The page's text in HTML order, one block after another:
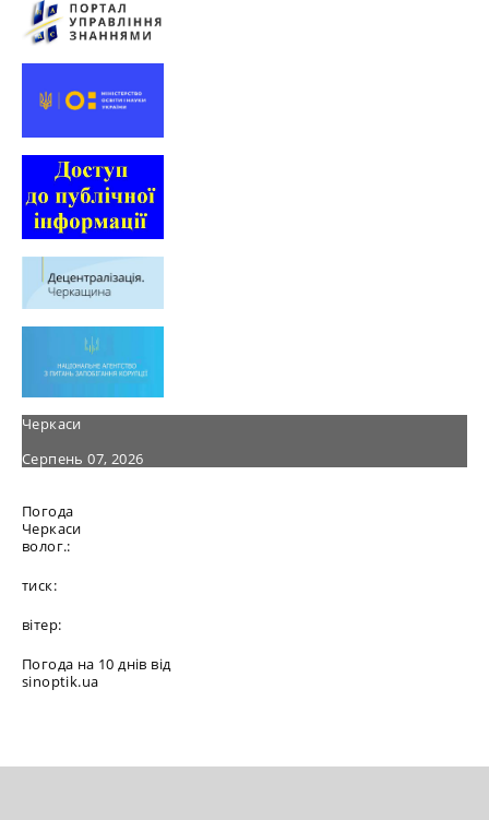
Черкаси
Серпень 07, 2026
Погода
Черкаси
волог.:
тиск:
вітер:
Погода на 10 днів від
sinoptik.ua